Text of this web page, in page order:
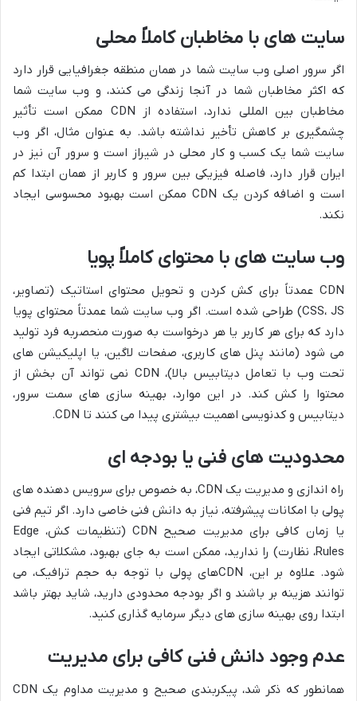
سایت های با مخاطبان کاملاً محلی
اگر سرور اصلی وب سایت شما در همان منطقه جغرافیایی قرار دارد
که اکثر مخاطبان شما در آنجا زندگی می کنند، و وب سایت شما
مخاطبان بین المللی ندارد، استفاده از CDN ممکن است تأثیر
چشمگیری بر کاهش تأخیر نداشته باشد. به عنوان مثال، اگر وب
سایت شما یک کسب و کار محلی در شیراز است و سرور آن نیز در
ایران قرار دارد، فاصله فیزیکی بین سرور و کاربر از همان ابتدا کم
است و اضافه کردن یک CDN ممکن است بهبود محسوسی ایجاد
نکند.
وب سایت های با محتوای کاملاً پویا
CDN عمدتاً برای کش کردن و تحویل محتوای استاتیک (تصاویر،
CSS، JS) طراحی شده است. اگر وب سایت شما عمدتاً محتوای پویا
دارد که برای هر کاربر یا هر درخواست به صورت منحصربه فرد تولید
می شود (مانند پنل های کاربری، صفحات لاگین، یا اپلیکیشن های
تحت وب با تعامل دیتابیس بالا)، CDN نمی تواند آن بخش از
محتوا را کش کند. در این موارد، بهینه سازی های سمت سرور،
دیتابیس و کدنویسی اهمیت بیشتری پیدا می کنند تا CDN.
محدودیت های فنی یا بودجه ای
راه اندازی و مدیریت یک CDN، به خصوص برای سرویس دهنده های
پولی با امکانات پیشرفته، نیاز به دانش فنی خاصی دارد. اگر تیم فنی
یا زمان کافی برای مدیریت صحیح CDN (تنظیمات کش، Edge
Rules، نظارت) را ندارید، ممکن است به جای بهبود، مشکلاتی ایجاد
شود. علاوه بر این، CDNهای پولی با توجه به حجم ترافیک، می
توانند هزینه بر باشند و اگر بودجه محدودی دارید، شاید بهتر باشد
ابتدا روی بهینه سازی های دیگر سرمایه گذاری کنید.
عدم وجود دانش فنی کافی برای مدیریت
همانطور که ذکر شد، پیکربندی صحیح و مدیریت مداوم یک CDN